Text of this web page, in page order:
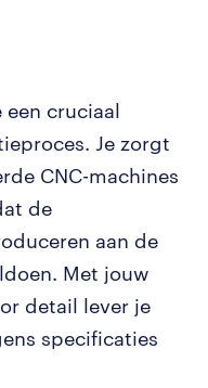
een cruciaal
Je zorgt
CNC-machines
de
aan de
Met jouw
detail lever je
specificaties